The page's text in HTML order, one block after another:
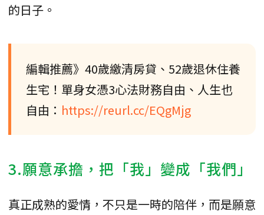
的日子。
編輯推薦》40歲繳清房貸、52歲退休住養
生宅！單身女憑3心法財務自由、人生也
自由： https://reurl.cc/EQgMjg
3.願意承擔，把「我」變成「我們」
真正成熟的愛情，不只是一時的陪伴，而是願意